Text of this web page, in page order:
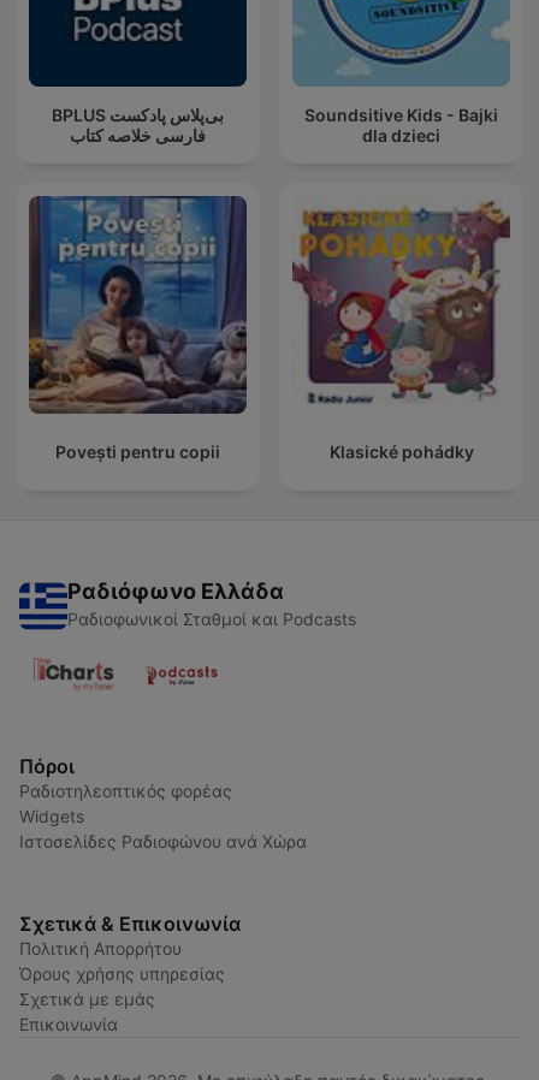
‌BPLUS بی‌پلاس پادکست
فارسی خلاصه کتاب
Soundsitive Kids - Bajki
dla dzieci
Povești pentru copii Klasické pohádky
Ραδιόφωνο Ελλάδα
Ραδιοφωνικοί Σταθμοί και Podcasts
Πόροι
Ραδιοτηλεοπτικός φορέας
Widgets
Ιστοσελίδες Ραδιοφώνου ανά Χώρα
Σχετικά & Επικοινωνία
Πολιτική Απορρήτου
Όρους χρήσης υπηρεσίας
Σχετικά με εμάς
Επικοινωνία